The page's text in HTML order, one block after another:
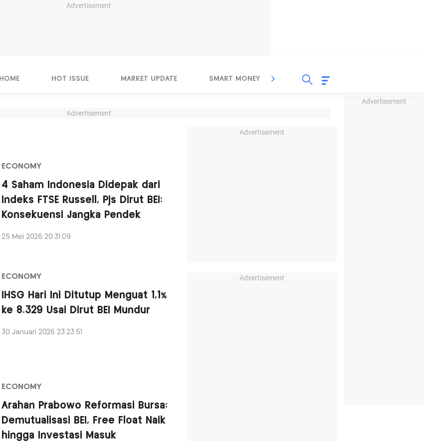
Advertisement
Advertisement
HOME HOT ISSUE MARKET UPDATE SMART MONEY INSPIRASI BISNIS
Advertisement
ECONOMY
4 Saham Indonesia Didepak dari
Indeks FTSE Russell, Pjs Dirut BEI:
Konsekuensi Jangka Pendek
25 Mei 2026 20:31:09
ECONOMY
IHSG Hari Ini Ditutup Menguat 1,1%
ke 8.329 Usai Dirut BEI Mundur
30 Januari 2026 23:23:51
ECONOMY
Arahan Prabowo Reformasi Bursa:
Demutualisasi BEI, Free Float Naik
hingga Investasi Masuk
Advertisement
Advertisement